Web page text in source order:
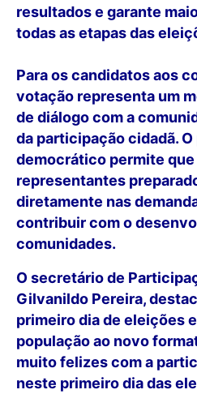
resultados e garante
todas as etapas das
Para os candidatos aos
votação representa um
de diálogo com a
da participação cidadã.
democrático permite
representantes
diretamente nas
contribuir com o
comunidades.
O secretário de
Gilvanildo Pereira,
primeiro dia de eleições
população ao novo
muito felizes com a
neste primeiro dia das